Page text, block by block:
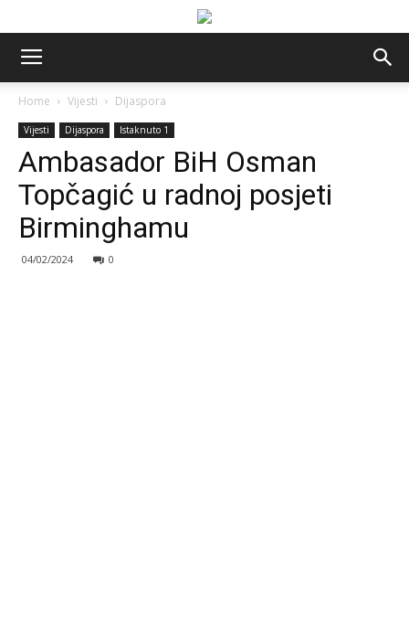
Home Vijesti Dijaspora
Vijesti Dijaspora Istaknuto 1
Ambasador BiH Osman
Topčagić u radnoj posjeti
Birminghamu
04/02/2024 0